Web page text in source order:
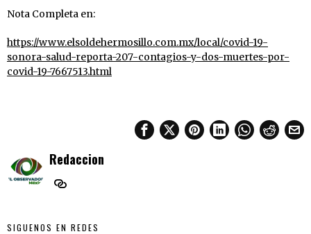
Nota Completa en:
https://www.elsoldehermosillo.com.mx/local/covid-19-
sonora-salud-reporta-207-contagios-y-dos-muertes-por-
covid-19-7667513.html
Redaccion
SIGUENOS EN REDES